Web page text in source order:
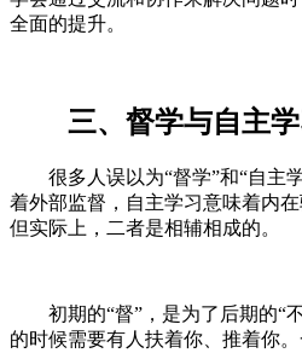
全面的提升。
三、督学与自主
很多人误以为“督学”和“自
着外部监督，自主学习意味着内
但实际上，二者是相辅相成的。
初期的“督”，是为了后期的“
的时候需要有人扶着你、推着你